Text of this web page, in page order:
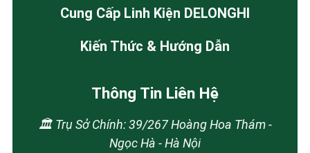
Cung Cấp Linh Kiện DELONGHI
Kiến Thức & Hướng Dẫn
Thông Tin Liên Hệ
🏛️ Trụ Sở Chính: 39/267 Hoàng Hoa Thám -
Ngọc Hà - Hà Nội